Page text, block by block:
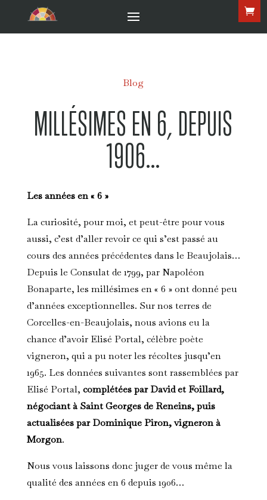
Blog
MILLÉSIMES EN 6, DEPUIS
1906…
Les années en « 6 »
La curiosité, pour moi, et peut-être pour vous
aussi, c’est d’aller revoir ce qui s’est passé au
cours des années précédentes dans le Beaujolais…
Depuis le Consulat de 1799, par Napoléon
Bonaparte, les millésimes en « 6 » ont donné peu
d’années exceptionnelles. Sur nos terres de
Corcelles-en-Beaujolais, nous avions eu la
chance d’avoir Elisé Portal, célèbre poète
vigneron, qui a pu noter les récoltes jusqu’en
1965. Les données suivantes sont rassemblées par
Elisé Portal, complétées par David et Foillard,
négociant à Saint Georges de Reneins, puis
actualisées par Dominique Piron, vigneron à
Morgon.
Nous vous laissons donc juger de vous même la
qualité des années en 6 depuis 1906…